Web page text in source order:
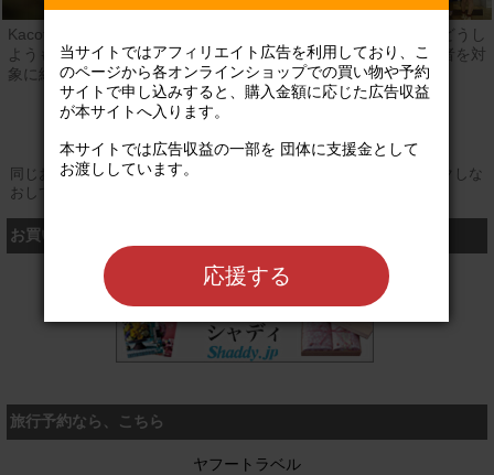
Kacotamは、札幌市内で経済的理由や家庭環境等自分自身ではどうし
ようもない理由により、学びの機会が失われている子ども、若者を対
象に総合的な学習支援を行っています。
同じお買い物やお申し込みを複数回行う場合は、そのたびにクリックしな
おしてください
お買い物するなら、こちら
シャディ
旅行予約なら、こちら
ヤフートラベル
当サイトではアフィリエイト広告を利用しており、こ
のページから各オンラインショップでの買い物や予約
サイトで申し込みすると、購入金額に応じた広告収益
が本サイトへ入ります。
本サイトでは広告収益の一部を 団体に支援金として
お渡ししています。
応援する